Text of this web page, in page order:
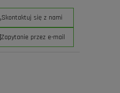
Skontaktuj się z nami
Zapytanie przez e-mail